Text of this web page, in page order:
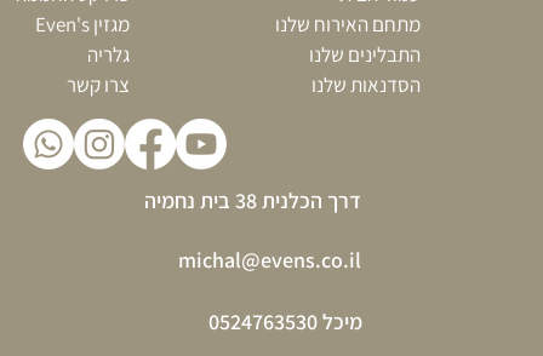
מגזין Even's
גלריה
צרו קשר
מתחם האירוח שלנו
התבלינים שלנו
הסדנאות שלנו
דרך הכלנית 38 בית נחמיה
michal@evens.co.il
מיכל 0524763530